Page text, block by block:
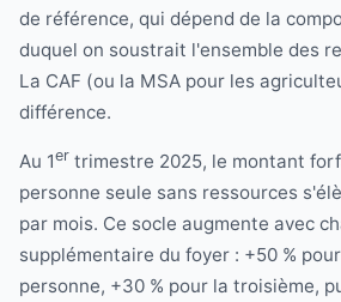
de référence, qui dépend de la
duquel on soustrait l'ensemble des
La CAF (ou la MSA pour les
différence.
Au 1er trimestre 2025, le montant
personne seule sans ressources
par mois. Ce socle augmente avec
supplémentaire du foyer : +50 %
personne, +30 % pour la troisième,